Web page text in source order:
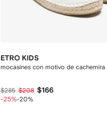
ETRO KIDS
mocasines con motivo de cachemira
$285 $208 $166
-25%-20%